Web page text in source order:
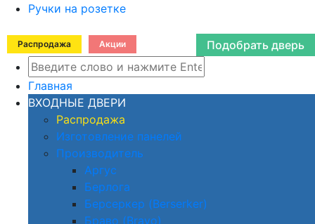
Ручки на розетке
Распродажа Акции Подобрать дверь
Главная
ВХОДНЫЕ ДВЕРИ
Распродажа
Изготовление панелей
Производитель
Аргус
Берлога
Берсеркер (Berserker)
Браво (Bravo)